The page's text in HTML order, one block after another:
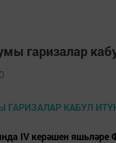
гаризалар
IV керәшен